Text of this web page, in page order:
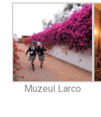
Muzeul Larco